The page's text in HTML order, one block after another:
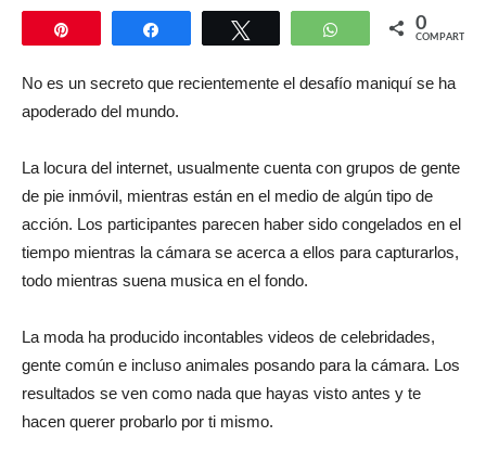
Compartir WhatsApp
0
COMPARTIR
No es un secreto que recientemente el desafío maniquí se ha
apoderado del mundo.
La locura del internet, usualmente cuenta con grupos de gente
de pie inmóvil, mientras están en el medio de algún tipo de
acción. Los participantes parecen haber sido congelados en el
tiempo mientras la cámara se acerca a ellos para capturarlos,
todo mientras suena musica en el fondo.
La moda ha producido incontables videos de celebridades,
gente común e incluso animales posando para la cámara. Los
resultados se ven como nada que hayas visto antes y te
hacen querer probarlo por ti mismo.